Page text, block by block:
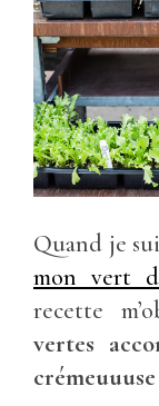
Quand je
mon vert
recette
vertes
crémeuuuse